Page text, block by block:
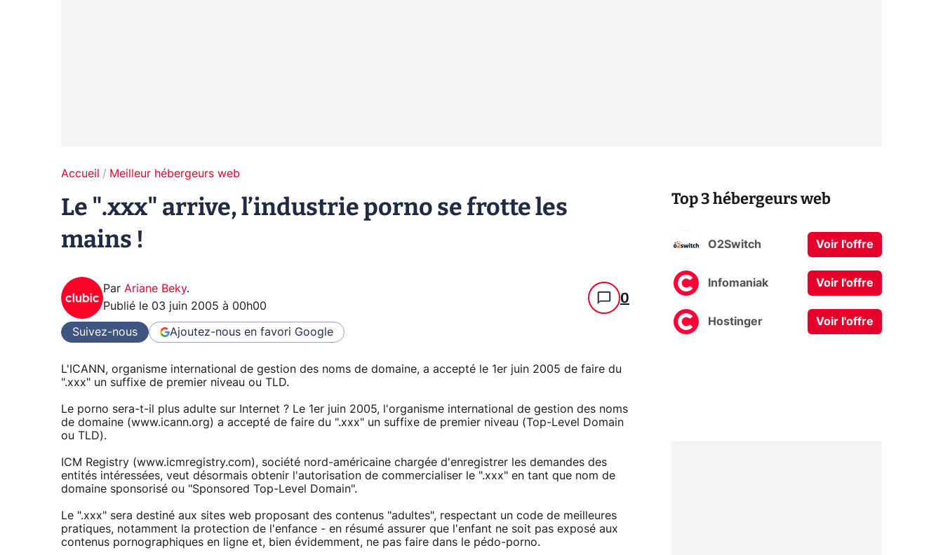
Accueil Meilleur hébergeurs web
Le ".xxx" arrive, l’industrie porno se frotte les
mains !
Par Ariane Beky.
Publié le 03 juin 2005 à 00h00 0
Suivez-nous Ajoutez-nous en favori Google
L'ICANN, organisme international de gestion des noms de domaine, a accepté le 1er juin 2005 de faire du
".xxx" un suffixe de premier niveau ou TLD.
Le porno sera-t-il plus adulte sur Internet ? Le 1er juin 2005, l'organisme international de gestion des noms
de domaine (www.icann.org) a accepté de faire du ".xxx" un suffixe de premier niveau (Top-Level Domain
ou TLD).
ICM Registry (www.icmregistry.com), société nord-américaine chargée d'enregistrer les demandes des
entités intéressées, veut désormais obtenir l'autorisation de commercialiser le ".xxx" en tant que nom de
domaine sponsorisé ou "Sponsored Top-Level Domain".
Le ".xxx" sera destiné aux sites web proposant des contenus "adultes", respectant un code de meilleures
pratiques, notamment la protection de l'enfance - en résumé assurer que l'enfant ne soit pas exposé aux
contenus pornographiques en ligne et, bien évidemment, ne pas faire dans le pédo-porno.
Top 3 hébergeurs web
O2Switch Voir l'offre
Infomaniak Voir l'offre
Hostinger Voir l'offre